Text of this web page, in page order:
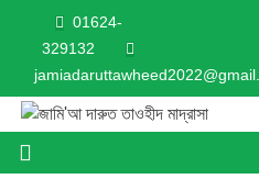
01624-
329132